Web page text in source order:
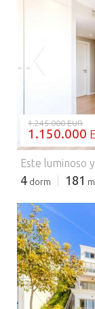
1.245.000 EUR
1.150.000
4 dorm 181